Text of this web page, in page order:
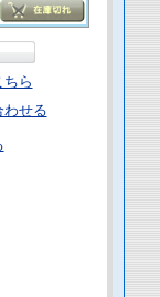
ら
わせる